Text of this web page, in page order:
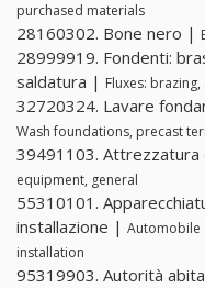
purchased materials
28160302. Bone nero |
28999919. Fondenti:
saldatura | Fluxes:
32720324. Lavare
Wash foundations, precast
39491103. Attrezzatura
equipment, general
55310101.
installazione | Automobile
installation
95319903. Autorità